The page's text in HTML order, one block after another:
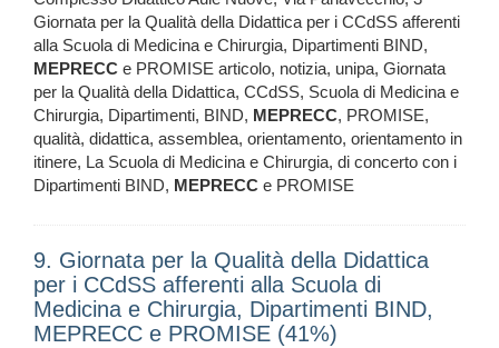
Giornata per la Qualità della Didattica per i CCdSS afferenti
alla Scuola di Medicina e Chirurgia, Dipartimenti BIND,
MEPRECC e PROMISE articolo, notizia, unipa, Giornata
per la Qualità della Didattica, CCdSS, Scuola di Medicina e
Chirurgia, Dipartimenti, BIND, MEPRECC, PROMISE,
qualità, didattica, assemblea, orientamento, orientamento in
itinere, La Scuola di Medicina e Chirurgia, di concerto con i
Dipartimenti BIND, MEPRECC e PROMISE
9. Giornata per la Qualità della Didattica
per i CCdSS afferenti alla Scuola di
Medicina e Chirurgia, Dipartimenti BIND,
MEPRECC e PROMISE (41%)